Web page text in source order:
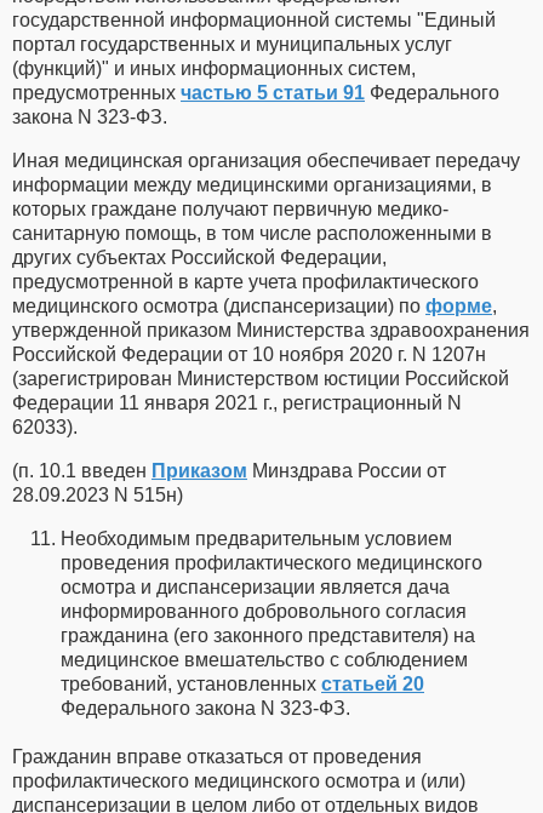
государственной информационной системы "Единый
портал государственных и муниципальных услуг
(функций)" и иных информационных систем,
предусмотренных частью 5 статьи 91 Федерального
закона N 323-ФЗ.
Иная медицинская организация обеспечивает передачу
информации между медицинскими организациями, в
которых граждане получают первичную медико-
санитарную помощь, в том числе расположенными в
других субъектах Российской Федерации,
предусмотренной в карте учета профилактического
медицинского осмотра (диспансеризации) по форме,
утвержденной приказом Министерства здравоохранения
Российской Федерации от 10 ноября 2020 г. N 1207н
(зарегистрирован Министерством юстиции Российской
Федерации 11 января 2021 г., регистрационный N
62033).
(п. 10.1 введен Приказом Минздрава России от
28.09.2023 N 515н)
Необходимым предварительным условием
проведения профилактического медицинского
осмотра и диспансеризации является дача
информированного добровольного согласия
гражданина (его законного представителя) на
медицинское вмешательство с соблюдением
требований, установленных статьей 20
Федерального закона N 323-ФЗ.
Гражданин вправе отказаться от проведения
профилактического медицинского осмотра и (или)
диспансеризации в целом либо от отдельных видов